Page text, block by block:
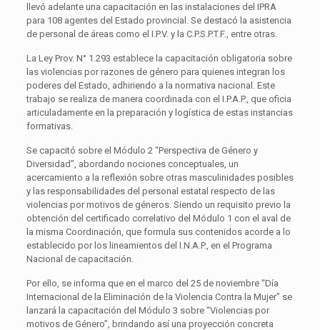
llevó adelante una capacitación en las instalaciones del IPRA
para 108 agentes del Estado provincial. Se destacó la asistencia
de personal de áreas como el I.P.V. y la C.P.S.P.T.F., entre otras.
La Ley Prov. N° 1.293 establece la capacitación obligatoria sobre
las violencias por razones de género para quienes integran los
poderes del Estado, adhiriendo a la normativa nacional. Este
trabajo se realiza de manera coordinada con el I.P.A.P., que oficia
articuladamente en la preparación y logística de estas instancias
formativas.
Se capacitó sobre el Módulo 2 “Perspectiva de Género y
Diversidad”, abordando nociones conceptuales, un
acercamiento a la reflexión sobre otras masculinidades posibles
y las responsabilidades del personal estatal respecto de las
violencias por motivos de géneros. Siendo un requisito previo la
obtención del certificado correlativo del Módulo 1 con el aval de
la misma Coordinación, que formula sus contenidos acorde a lo
establecido por los lineamientos del I.N.A.P., en el Programa
Nacional de capacitación.
Por ello, se informa que en el marco del 25 de noviembre “Día
Internacional de la Eliminación de la Violencia Contra la Mujer” se
lanzará la capacitación del Módulo 3 sobre “Violencias por
motivos de Género”, brindando así una proyección concreta